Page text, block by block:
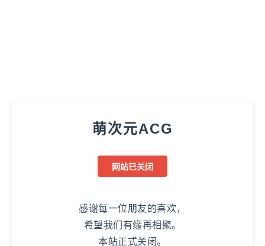
萌次元ACG
网站已关闭
感谢每一位朋友的喜欢，
希望我们有缘再相聚。
本站正式关闭。